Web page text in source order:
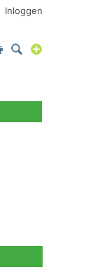
Inloggen